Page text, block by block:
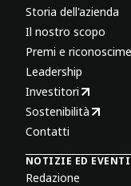
Storia dell'azienda
Il nostro scopo
Premi e
Leadership
Investitori
Sostenibilità
Contatti
NOTIZIE ED EVENTI
Redazione